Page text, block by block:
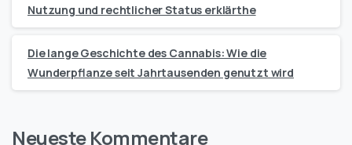
Nutzung und rechtlicher Status erklärthe
Die lange Geschichte des Cannabis: Wie die
Wunderpflanze seit Jahrtausenden genutzt wird
Neueste Kommentare